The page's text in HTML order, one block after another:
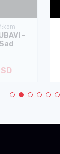
-